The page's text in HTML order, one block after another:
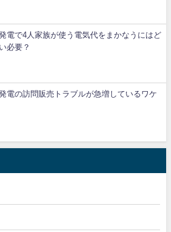
電で4人家族が使う電気代をまかなうにはど
必要？
電の訪問販売トラブルが急増しているワケ